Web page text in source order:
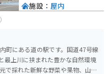
町にある道の駅です。国道47号線
最上川に挟まれた豊かな自然環境
施設： 屋内